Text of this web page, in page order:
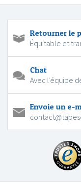
Retourner le
Équitable et
Chat
Avec l'équipe
Envoie un e-